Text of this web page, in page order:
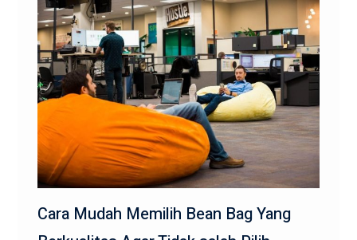
Cara Mudah Memilih Bean Bag Yang